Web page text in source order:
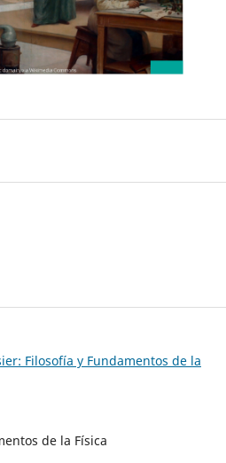
Filosofía y Fundamentos de la
de la Física